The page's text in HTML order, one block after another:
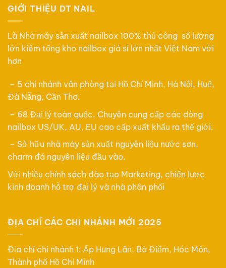
GIỚI THIỆU DT NAIL
Là Nhà máy sản xuất nailbox 100% thủ công số lượng
lớn kiêm tổng kho nailbox giá sỉ lớn nhất Việt Nam với
hơn
– 5 chi nhánh văn phòng tại Hồ Chí Minh, Hà Nội, Huế,
Đà Nẵng, Cần Thơ.
– 68 Đại lý toàn quốc. Chuyên cung cấp các dòng
nailbox US/UK, AU, EU cao cấp xuất khẩu ra thế giới.
– Sở hữu nhà máy sản xuất nguyên liệu nước sơn,
charm đá nguyên liệu đầu vào.
Với nhiều chính sách đào tạo Marketing, chiến lược
kinh doanh hỗ trợ đại lý và nhà phân phối
ĐỊA CHỈ CÁC CHI NHÁNH MỚI 2025
Địa chỉ chi nhánh 1: Ấp Hưng Lân, Bà Điểm, Hóc Môn,
Thành phố Hồ Chí Minh